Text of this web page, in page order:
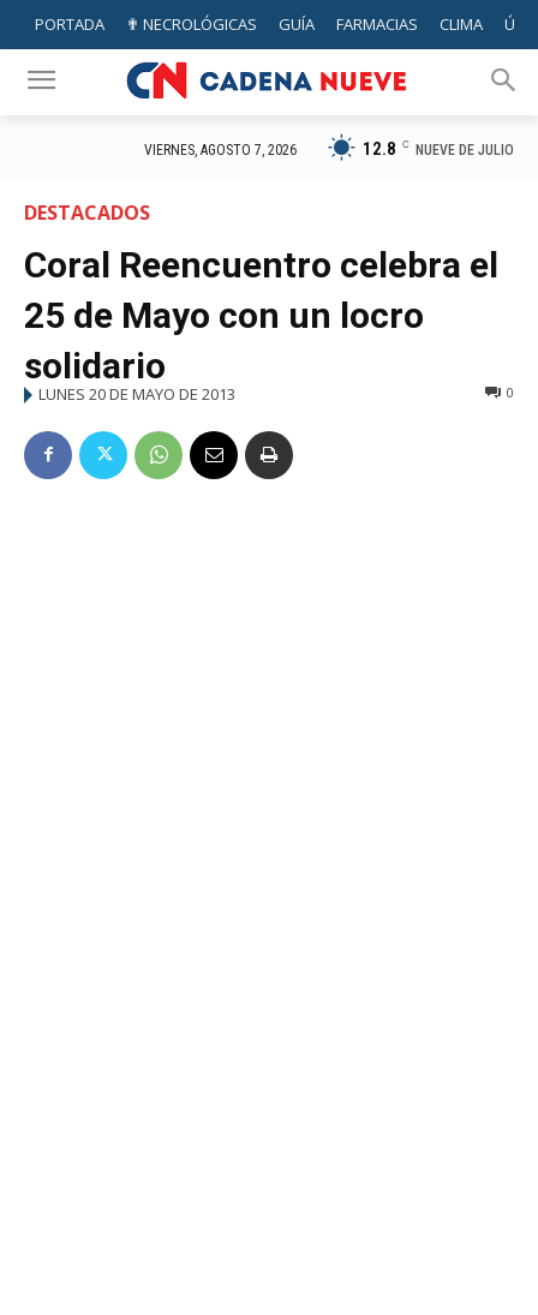
PORTADA ✟ NECROLÓGICAS GUÍA FARMACIAS CLIMA
VIERNES, AGOSTO 7, 2026 12.8 C NUEVE DE JULIO
DESTACADOS
Coral Reencuentro celebra el
25 de Mayo con un locro
solidario
LUNES 20 DE MAYO DE 2013 0